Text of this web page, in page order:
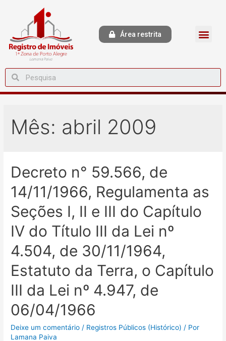
Área restrita
Mês: abril 2009
Decreto n° 59.566, de
14/11/1966, Regulamenta as
Seções I, II e III do Capítulo
IV do Título III da Lei nº
4.504, de 30/11/1964,
Estatuto da Terra, o Capítulo
III da Lei nº 4.947, de
06/04/1966
Deixe um comentário / Registros Públicos (Histórico) / Por
Lamana Paiva